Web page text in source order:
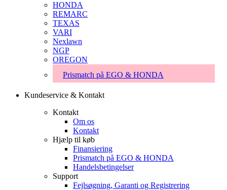
HONDA
REMARC
TEXAS
VARI
Nexlawn
NGP
OREGON
Prismatch på EGO & HONDA
Kundeservice & Kontakt
Kontakt
Om os
Kontakt
Hjælp til køb
Finansiering
Prismatch på EGO & HONDA
Handelsbetingelser
Support
Fejlsøgning, Garanti og Registrering